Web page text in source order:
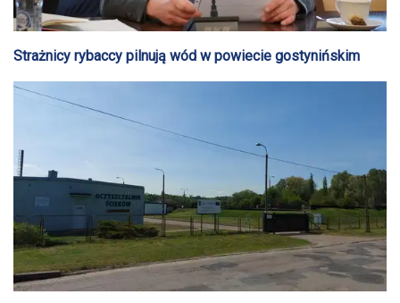
Strażnicy rybaccy pilnują wód w powiecie gostynińskim